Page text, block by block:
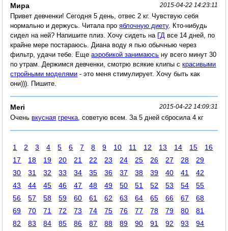
Мира 2015-04-22 14:23:11
Привет девченки! Сегодня 5 день, отвес 2 кг. Чувствую себя
нормально и держусь. Читала прояблочную диету. Кто-нибудь
сидел на ней? Напишите плиз. Хочу сидеть на ГД все 14 дней, по
крайне мере постараюсь. Диана воду я пью обычныю через
фильтр, удачи тебе. Ещеаэробикой занимаюсь ну всего минут 30
по утрам. Держимся девченки, смотрю всякие клипы скрасивыми
стройными моделями - это меня стимулирует. Хочу быть как
они))). Пишите.
Meri 2015-04-22 14:09:31
Оченьвкусная гречка , советую всем. За 5 дней сбросила 4 кг
1 2 3 4 5 6 7 8 9 10 11 12 13 14 15
16
17
18 19 20 21 22 23 24 25 26 27 28
29
30
31 32 33 34 35 36 37 38 39 40 41
42
43
44 45 46 47 48 49 50 51 52 53 54
55
56
57 58 59 60 61 62 63 64 65 66 67
68
69
70 71 72 73 74 75 76 77 78 79 80
81
82
83 84 85 86 87 88 89 90 91 92 93
94